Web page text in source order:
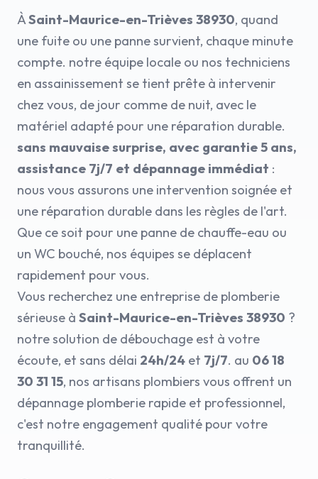
ÀSaint-Maurice-en-Trièves 38930, quand
une fuite ou une panne survient, chaque minute
compte. notre équipe locale ou nos techniciens
en assainissement se tient prête à intervenir
chez vous, de jour comme de nuit, avec le
matériel adapté pour une réparation durable.
sans mauvaise surprise, avec garantie 5 ans,
assistance 7j/7 et dépannage immédiat :
nous vous assurons une intervention soignée et
une réparation durable dans les règles de l'art.
Que ce soit pour une panne de chauffe-eau ou
un WC bouché, nos équipes se déplacent
rapidement pour vous.
Vous recherchez une entreprise de plomberie
sérieuse à Saint-Maurice-en-Trièves 38930 ?
notre solution de débouchage est à votre
écoute, et sans délai 24h/24 et 7j/7. au 06 18
30 31 15, nos artisans plombiers vous offrent un
dépannage plomberie rapide et professionnel,
c'est notre engagement qualité pour votre
tranquillité.